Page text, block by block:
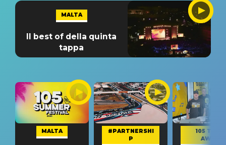
MALTA
Il best of della quinta
tappa
MALTA
#PARTNERSHI
P
105 TAKE
AWAY